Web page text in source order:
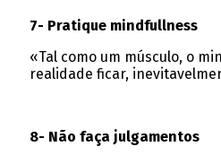
7- Pratique mindfullness
«Tal como um músculo, o
realidade ficar,
8- Não faça julgamentos